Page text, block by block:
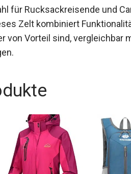
den durchdachten
für Rucksackreisende
Zelt kombiniert
von Vorteil sind,